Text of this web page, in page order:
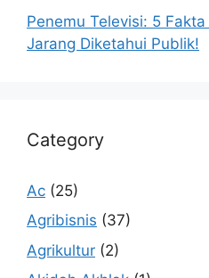
Penemu Televisi: 5
Jarang Diketahui Publik!
Category
Ac (25)
Agribisnis (37)
Agrikultur (2)